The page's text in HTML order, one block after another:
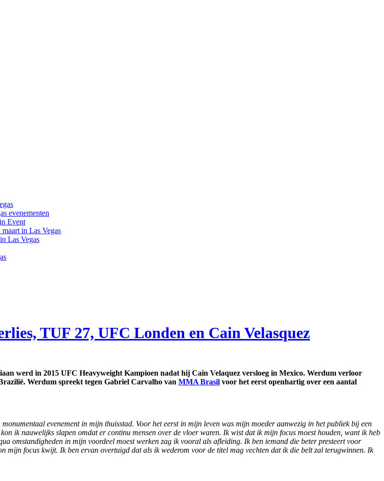
evenementen
Event
in Las Vegas
Las Vegas
TUF 27, UFC Londen en Cain Velasquez
werd in 2015 UFC Heavyweight Kampioen nadat hij Cain Velaquez versloeg in Mexico. Werdum verloor
Werdum spreekt tegen Gabriel Carvalho van MMA Brasil voor het eerst openhartig over een aantal
evenement in mijn thuisstad. Voor het eerst in mijn leven was mijn moeder aanwezig in het publiek bij een
ik nauwelijks slapen omdat er continu mensen over de vloer waren. Ik wist dat ik mijn focus moest houden, want ik heb
omstandigheden in mijn voordeel moest werken zag ik vooral als afleiding. Ik ben iemand die beter presteert voor
focus kwijt. Ik ben ervan overtuigd dat als ik wederom voor de titel mag vechten dat ik die belt zal terugwinnen. Ik